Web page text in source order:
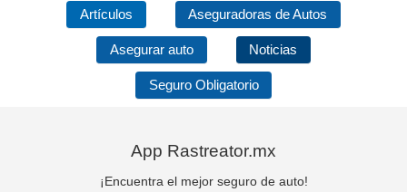
Artículos Aseguradoras de Autos
Asegurar auto Noticias
Seguro Obligatorio
App Rastreator.mx
¡Encuentra el mejor seguro de auto!